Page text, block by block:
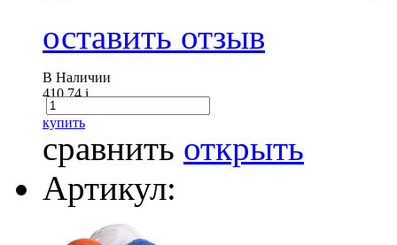
оставить отзыв
В Наличии
410.74i
купить
сравнить открыть
Артикул: